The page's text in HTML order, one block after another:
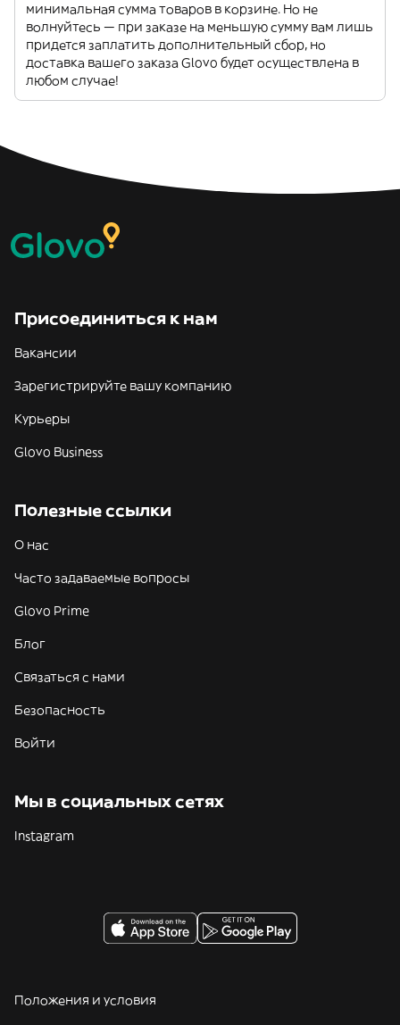
минимальная сумма товаров в корзине. Но не
волнуйтесь — при заказе на меньшую сумму вам лишь
придется заплатить дополнительный сбор, но
доставка вашего заказа Glovo будет осуществлена в
любом случае!
Присоединиться к нам
Вакансии
Зарегистрируйте вашу компанию
Курьеры
Glovo Business
Полезные ссылки
О нас
Часто задаваемые вопросы
Glovo Prime
Блог
Связаться с нами
Безопасность
Войти
Мы в социальных сетях
Instagram
Положения и условия